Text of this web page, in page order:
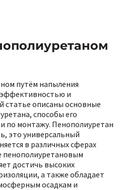
путём напыления
эффективностью и
статье описаны основные
способы его
по монтажу. Пенополиуретан
это универсальный
в различных сферах
пенополиуретановым
достичь высоких
а также обладает
осадкам и